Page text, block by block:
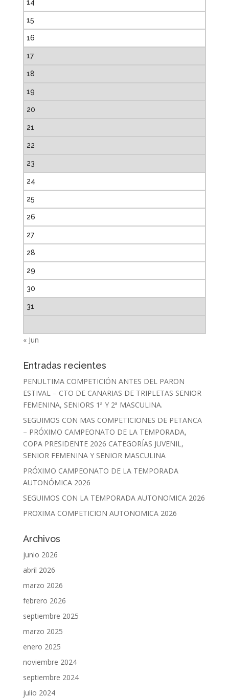
14
15
16
17
18
19
20
21
22
23
24
25
26
27
28
29
30
31
« Jun
Entradas recientes
PENULTIMA COMPETICIÓN ANTES DEL PARON
ESTIVAL – CTO DE CANARIAS DE TRIPLETAS SENIOR
FEMENINA, SENIORS 1ª Y 2ª MASCULINA.
SEGUIMOS CON MAS COMPETICIONES DE PETANCA
– PRÓXIMO CAMPEONATO DE LA TEMPORADA,
COPA PRESIDENTE 2026 CATEGORÍAS JUVENIL,
SENIOR FEMENINA Y SENIOR MASCULINA
PRÓXIMO CAMPEONATO DE LA TEMPORADA
AUTONÓMICA 2026
SEGUIMOS CON LA TEMPORADA AUTONOMICA 2026
PROXIMA COMPETICION AUTONOMICA 2026
Archivos
junio 2026
abril 2026
marzo 2026
febrero 2026
septiembre 2025
marzo 2025
enero 2025
noviembre 2024
septiembre 2024
julio 2024